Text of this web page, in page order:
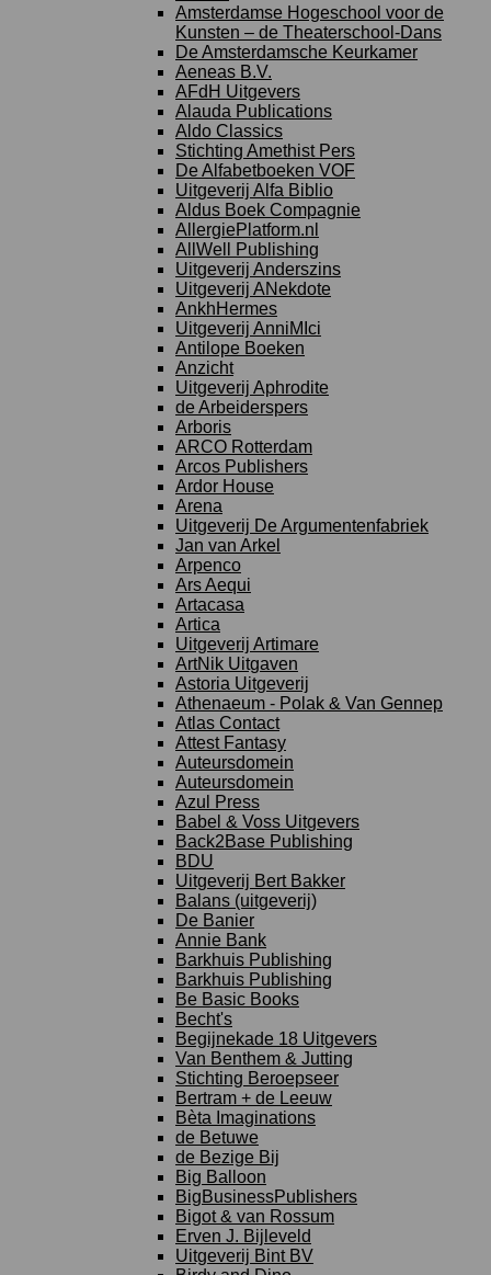
Amsterdamse Hogeschool voor de
Kunsten – de Theaterschool-Dans
De Amsterdamsche Keurkamer
Aeneas B.V.
AFdH Uitgevers
Alauda Publications
Aldo Classics
Stichting Amethist Pers
De Alfabetboeken VOF
Uitgeverij Alfa Biblio
Aldus Boek Compagnie
AllergiePlatform.nl
AllWell Publishing
Uitgeverij Anderszins
Uitgeverij ANekdote
AnkhHermes
Uitgeverij AnniMIci
Antilope Boeken
Anzicht
Uitgeverij Aphrodite
de Arbeiderspers
Arboris
ARCO Rotterdam
Arcos Publishers
Ardor House
Arena
Uitgeverij De Argumentenfabriek
Jan van Arkel
Arpenco
Ars Aequi
Artacasa
Artica
Uitgeverij Artimare
ArtNik Uitgaven
Astoria Uitgeverij
Athenaeum - Polak & Van Gennep
Atlas Contact
Attest Fantasy
Auteursdomein
Auteursdomein
Azul Press
Babel & Voss Uitgevers
Back2Base Publishing
BDU
Uitgeverij Bert Bakker
Balans (uitgeverij)
De Banier
Annie Bank
Barkhuis Publishing
Barkhuis Publishing
Be Basic Books
Becht's
Begijnekade 18 Uitgevers
Van Benthem & Jutting
Stichting Beroepseer
Bertram + de Leeuw
Bèta Imaginations
de Betuwe
de Bezige Bij
Big Balloon
BigBusinessPublishers
Bigot & van Rossum
Erven J. Bijleveld
Uitgeverij Bint BV